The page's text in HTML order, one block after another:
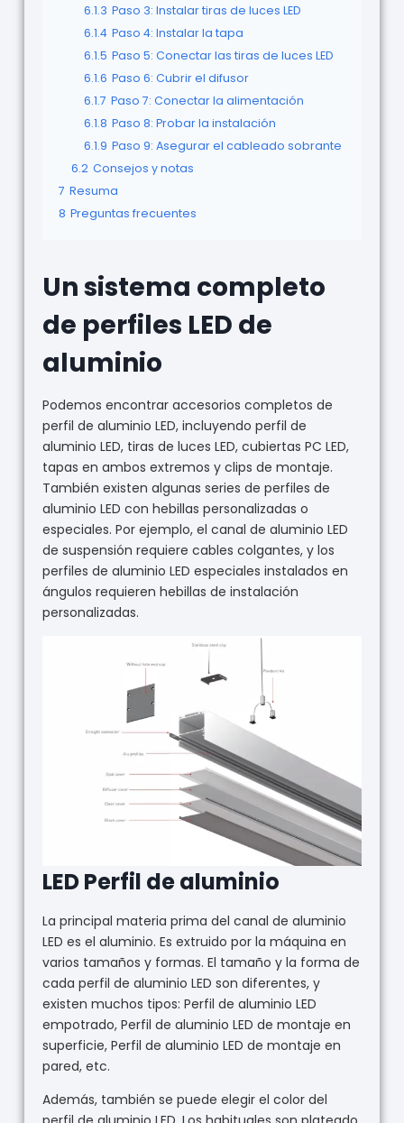
6.1.3 Paso 3: Instalar tiras de luces LED
6.1.4 Paso 4: Instalar la tapa
6.1.5 Paso 5: Conectar las tiras de luces LED
6.1.6 Paso 6: Cubrir el difusor
6.1.7 Paso 7: Conectar la alimentación
6.1.8 Paso 8: Probar la instalación
6.1.9 Paso 9: Asegurar el cableado sobrante
6.2 Consejos y notas
7 Resuma
8 Preguntas frecuentes
Un sistema completo
de perfiles LED de
aluminio
Podemos encontrar accesorios completos de
perfil de aluminio LED, incluyendo perfil de
aluminio LED, tiras de luces LED, cubiertas PC LED,
tapas en ambos extremos y clips de montaje.
También existen algunas series de perfiles de
aluminio LED con hebillas personalizadas o
especiales. Por ejemplo, el canal de aluminio LED
de suspensión requiere cables colgantes, y los
perfiles de aluminio LED especiales instalados en
ángulos requieren hebillas de instalación
personalizadas.
LED Perfil de aluminio
La principal materia prima del canal de aluminio
LED es el aluminio. Es extruido por la máquina en
varios tamaños y formas. El tamaño y la forma de
cada perfil de aluminio LED son diferentes, y
existen muchos tipos: Perfil de aluminio LED
empotrado, Perfil de aluminio LED de montaje en
superficie, Perfil de aluminio LED de montaje en
pared, etc.
Además, también se puede elegir el color del